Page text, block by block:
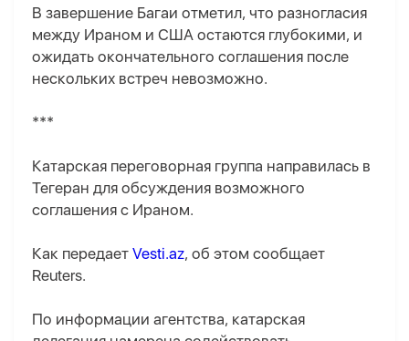
В завершение Багаи отметил, что разногласия
между Ираном и США остаются глубокими, и
ожидать окончательного соглашения после
нескольких встреч невозможно.
***
Катарская переговорная группа направилась в
Тегеран для обсуждения возможного
соглашения с Ираном.
Как передает Vesti.az, об этом сообщает
Reuters.
По информации агентства, катарская